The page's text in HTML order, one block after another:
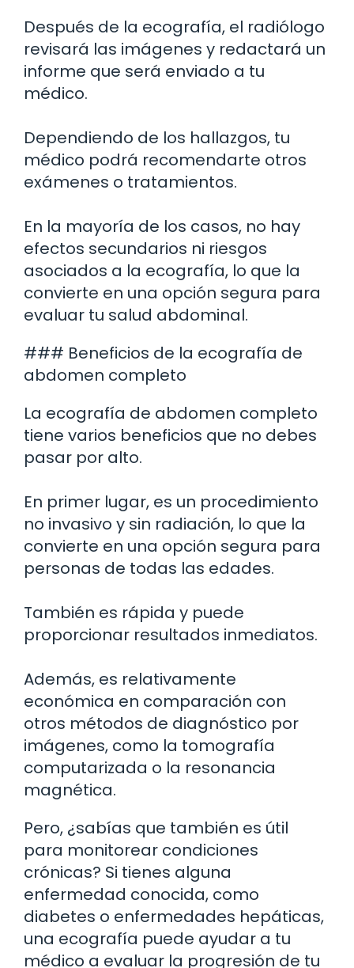
Después de la ecografía, el radiólogo
revisará las imágenes y redactará un
informe que será enviado a tu
médico.
Dependiendo de los hallazgos, tu
médico podrá recomendarte otros
exámenes o tratamientos.
En la mayoría de los casos, no hay
efectos secundarios ni riesgos
asociados a la ecografía, lo que la
convierte en una opción segura para
evaluar tu salud abdominal.
### Beneficios de la ecografía de
abdomen completo
La ecografía de abdomen completo
tiene varios beneficios que no debes
pasar por alto.
En primer lugar, es un procedimiento
no invasivo y sin radiación, lo que la
convierte en una opción segura para
personas de todas las edades.
También es rápida y puede
proporcionar resultados inmediatos.
Además, es relativamente
económica en comparación con
otros métodos de diagnóstico por
imágenes, como la tomografía
computarizada o la resonancia
magnética.
Pero, ¿sabías que también es útil
para monitorear condiciones
crónicas? Si tienes alguna
enfermedad conocida, como
diabetes o enfermedades hepáticas,
una ecografía puede ayudar a tu
médico a evaluar la progresión de tu